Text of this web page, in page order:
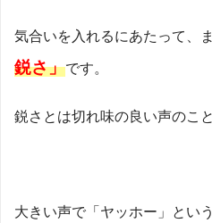
気合いを入れるにあたって、
鋭さ」です。
鋭さとは切れ味の良い声のこ
大きい声で「ヤッホー」とい